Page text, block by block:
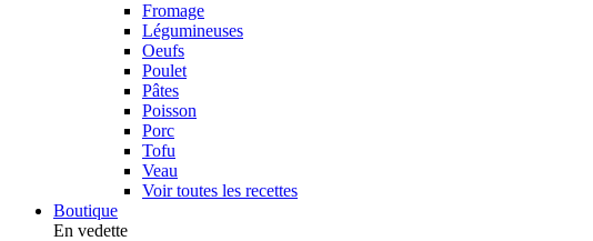
Fromage
Légumineuses
Oeufs
Poulet
Pâtes
Poisson
Porc
Tofu
Veau
Voir toutes les recettes
Boutique
En vedette